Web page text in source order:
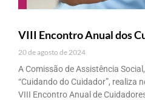
VIII Encontro Anual dos
20 de agosto de 2024
A Comissão de Assistência
“Cuidando do Cuidador”, realiza
VIII Encontro Anual de